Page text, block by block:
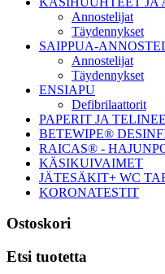
Annostelijat
Täydennykset
SAIPPUA-
Annostelijat
Täydennykset
ENSIAPU
Defibrilaattorit
PAPERIT JA
BETEWIPE®
RAICAS® -
KÄSIKUIVAIMET
JÄTESÄKIT+ WC
KORONATESTIT
Ostoskori
Etsi tuotetta